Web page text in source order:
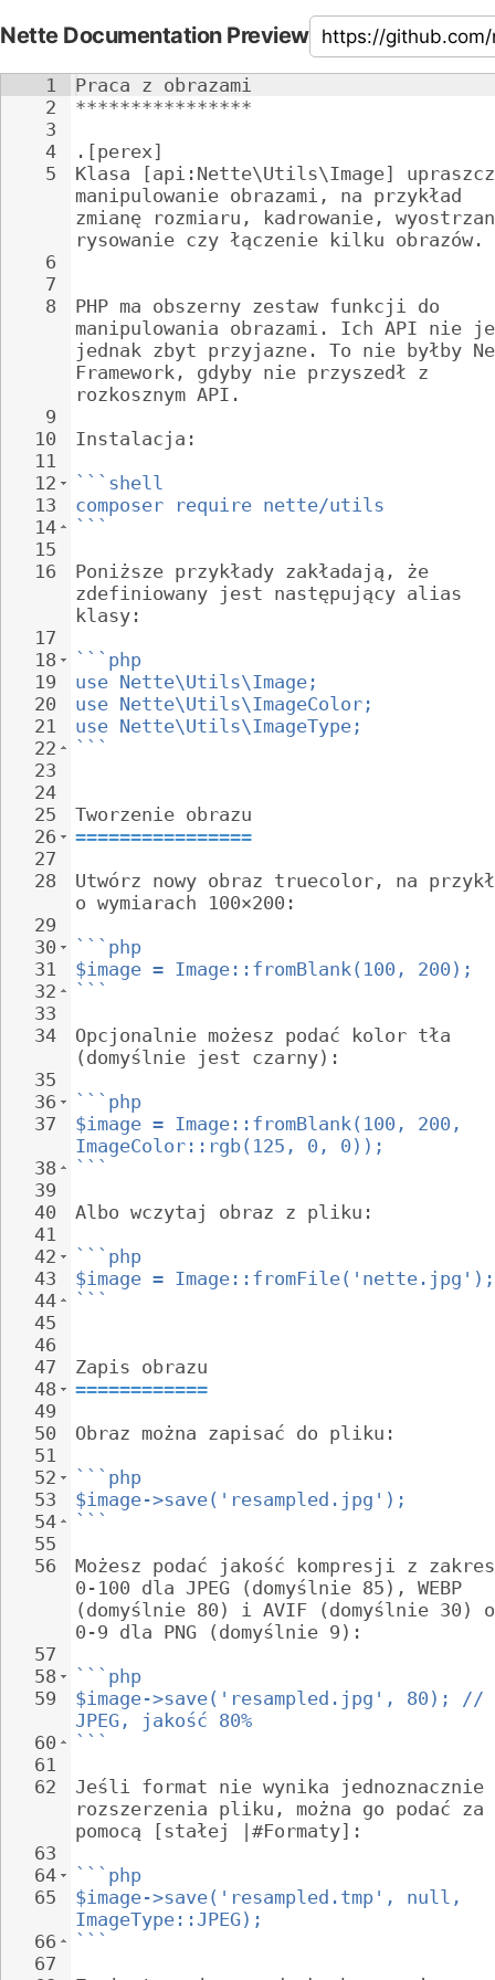
Nette Documentation Preview
1
2
3
4
5
6
7
8
9
10
11
12
13
14
15
16
17
18
19
20
21
22
23
24
25
26
27
28
29
30
31
32
33
34
35
36
37
38
39
40
41
42
43
44
45
46
47
48
49
50
51
52
53
54
55
56
57
58
59
60
61
62
63
64
65
66
67
Praca z obrazami
****************
.[perex]
Klasa [api:Nette\Utils\Image]
manipulowanie obrazami, na przykład
zmianę rozmiaru, kadrowanie,
rysowanie czy łączenie kilku obrazów.
PHP ma obszerny zestaw funkcji do
manipulowania obrazami. Ich API nie
jednak zbyt przyjazne. To nie byłby
Framework, gdyby nie przyszedł z
rozkosznym API.
Instalacja:
```shell
composer require nette/utils
```
Poniższe przykłady zakładają, że
zdefiniowany jest następujący alias
klasy:
```php
use Nette\Utils\Image;
use Nette\Utils\ImageColor;
use Nette\Utils\ImageType;
```
Tworzenie obrazu
================
Utwórz nowy obraz truecolor, na
o wymiarach 100×200:
```php
$image = Image::fromBlank(100, 200);
```
Opcjonalnie możesz podać kolor tła
(domyślnie jest czarny):
```php
$image = Image::fromBlank(100, 200,
ImageColor::rgb(125, 0, 0));
```
Albo wczytaj obraz z pliku:
```php
$image = Image::fromFile('nette.jpg');
```
Zapis obrazu
============
Obraz można zapisać do pliku:
```php
$image->save('resampled.jpg');
```
Możesz podać jakość kompresji z
0-100 dla JPEG (domyślnie 85), WEBP
(domyślnie 80) i AVIF (domyślnie 30)
0-9 dla PNG (domyślnie 9):
```php
$image->save('resampled.jpg', 80); //
JPEG, jakość 80%
```
Jeśli format nie wynika
rozszerzenia pliku, można go podać za
pomocą [stałej |#Formaty]:
```php
$image->save('resampled.tmp', null,
ImageType::JPEG);
```